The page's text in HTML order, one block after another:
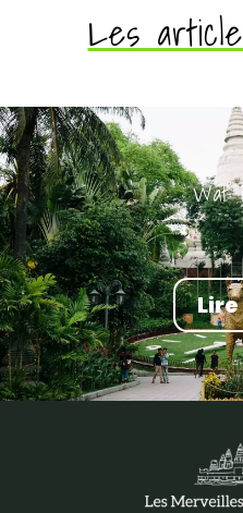
Les
Wat